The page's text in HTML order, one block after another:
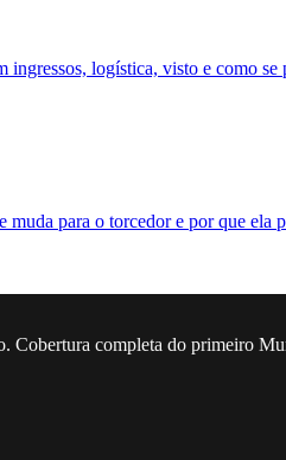
logística, visto e como se
para o torcedor e por que ela
completa do primeiro